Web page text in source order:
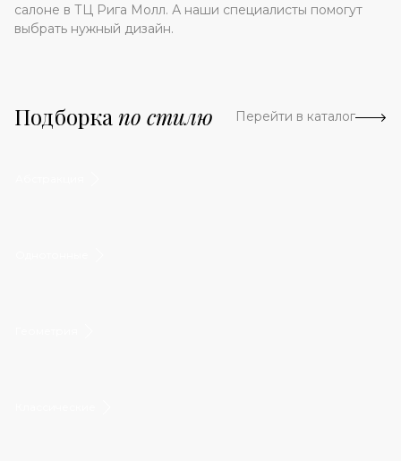
салоне в ТЦ Рига Молл. А наши специалисты помогут
выбрать нужный дизайн.
Подборка по стилю Перейти в каталог